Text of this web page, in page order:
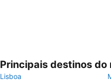
Principais destinos do
Lisboa